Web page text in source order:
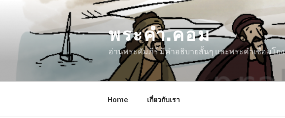
content
พระคำ.คอม
อ่านพระคัมภีร์ มีคำอธิบายสั้นๆ และพระคำเชื่อมโยง
Home เกี่ยวกับเรา